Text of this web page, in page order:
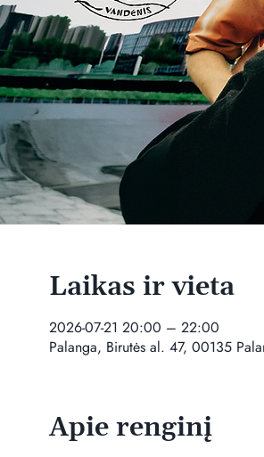
Laikas ir vieta
2026-07-21 20:00 – 22:00
Palanga, Birutės al. 47, 00135
Apie renginį